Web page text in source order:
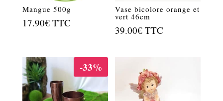
Mangue 500g
17.90€ TTC
Vase bicolore orange et
vert 46cm
39.00€ TTC
-33%